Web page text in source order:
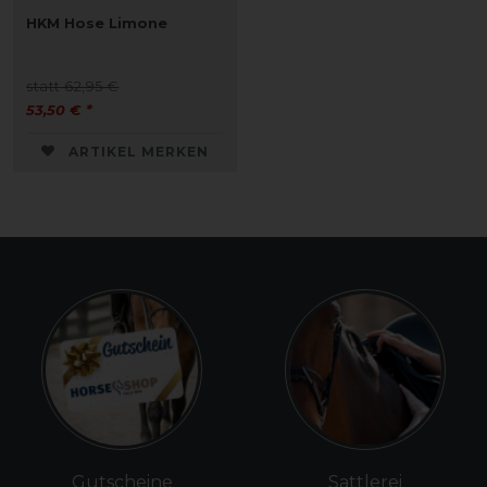
HKM Hose Limone
statt 62,95 €
53,50 € *
ARTIKEL MERKEN
Gutscheine Sattlerei